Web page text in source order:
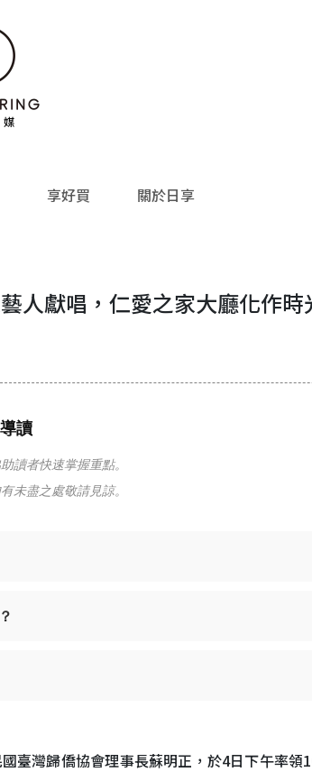
享好買 關於日享
人獻唱，仁愛之家大廳化作時
讀
讀者快速掌握重點。
未盡之處敬請見諒。
臺灣歸僑協會理事長蘇明正，於4日下午率領